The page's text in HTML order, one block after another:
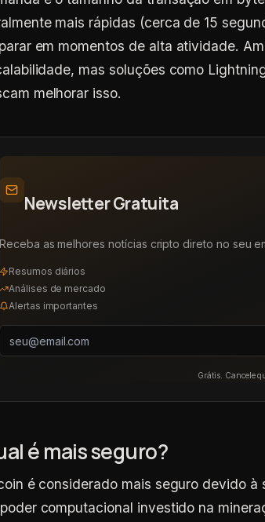
mais rápidas (cerca de 15
em momentos de alta atividade.
mas soluções como
melhorar isso.
Newsletter Gratuita
Receba as melhores notícias cripto direto no seu
Resumos diários
Análises de mercado
Alertas importantes
Grátis. Cancele
é mais seguro?
é considerado mais seguro devido
computacional investido na